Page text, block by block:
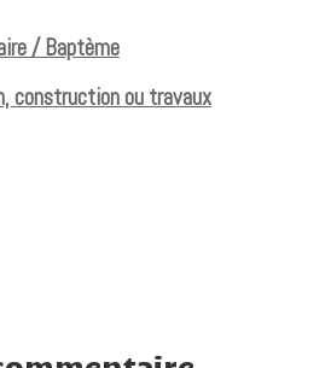
/ Baptème
construction ou travaux